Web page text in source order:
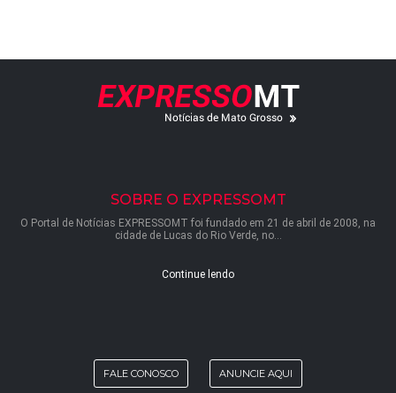
SOBRE O EXPRESSOMT
O Portal de Notícias EXPRESSOMT foi fundado em 21 de abril de 2008, na
cidade de Lucas do Rio Verde, no...
Continue lendo
FALE CONOSCO ANUNCIE AQUI